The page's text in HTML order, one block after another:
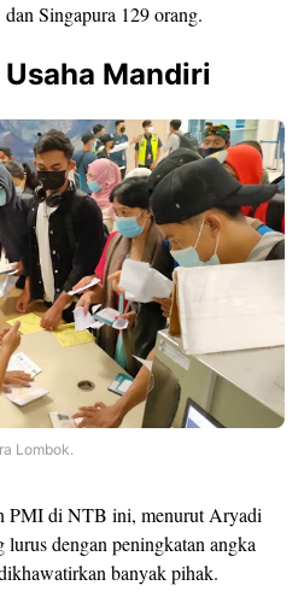
Singapura 129 orang.
Mandiri
Lombok.
PMI di NTB ini, menurut Aryadi
dengan peningkatan angka
banyak pihak.